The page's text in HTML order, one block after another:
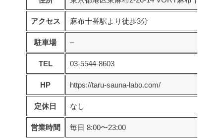
アクセス 麻布十番駅より徒歩3分
駐車場 –
TEL 03-5544-8603
HP https://taru-sauna-labo.com/
定休日 なし
営業時間 毎日 8:00〜23:00